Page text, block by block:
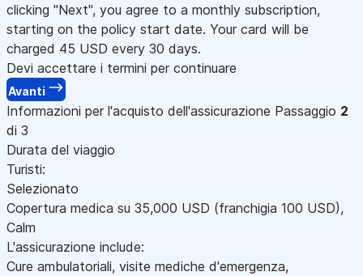
clicking "Next", you agree to a monthly subscription,
starting on the policy start date. Your card will be
charged 45 USD every 30 days.
Devi accettare i termini per continuare
Avanti
Informazioni per l'acquisto dell'assicurazione Passaggio 2
di 3
Durata del viaggio
Turisti:
Selezionato
Copertura medica su 35,000 USD (franchigia 100 USD),
Calm
L'assicurazione include:
Cure ambulatoriali, visite mediche d'emergenza,